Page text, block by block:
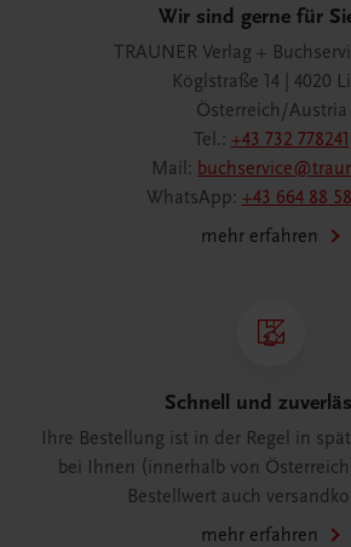
Wir sind gerne für
TRAUNER Verlag +
Köglstraße 14 | 4020
Österreich/Austria
Tel.: +43 732 778241
Mail:
WhatsApp: +43 664 88
mehr erfahren
Schnell und
Ihre Bestellung ist in der Regel in
bei Ihnen (innerhalb von
Bestellwert auch
mehr erfahren